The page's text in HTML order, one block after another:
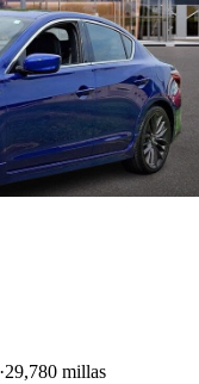
29,780 millas